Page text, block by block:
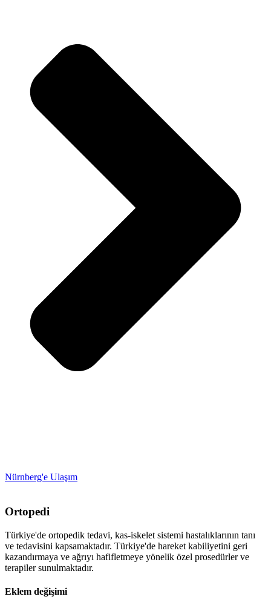
Nürnberg'e Ulaşım
Ortopedi
Türkiye'de ortopedik tedavi, kas-iskelet sistemi hastalıklarının tanı
ve tedavisini kapsamaktadır. Türkiye'de hareket kabiliyetini geri
kazandırmaya ve ağrıyı hafifletmeye yönelik özel prosedürler ve
terapiler sunulmaktadır.
Eklem değişimi